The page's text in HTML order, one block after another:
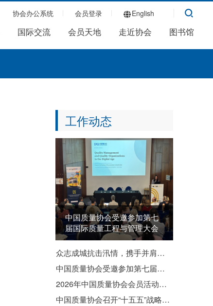
协会办公系统 会员登录 English
国际交流 会员天地 走近协会 图书馆
工作动态
中国质量协会受邀参加第七
届国际质量工程与管理大会
众志成城抗击汛情，携手并肩共渡难关——致全国质协系统各成员单位防汛救灾倡议书
中国质量协会受邀参加第七届国际质量工程与管理大会
2026年中国质量协会会员活动暨企业质量文化建设推进交流活动成功举办
中国质量协会召开“十五五”战略规划宣贯会